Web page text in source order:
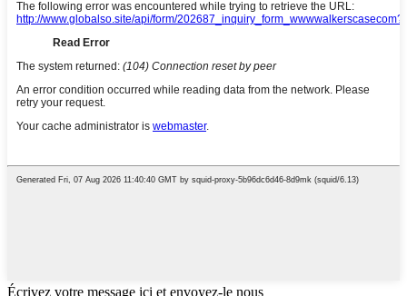
Écrivez votre message ici et envoyez-le nous